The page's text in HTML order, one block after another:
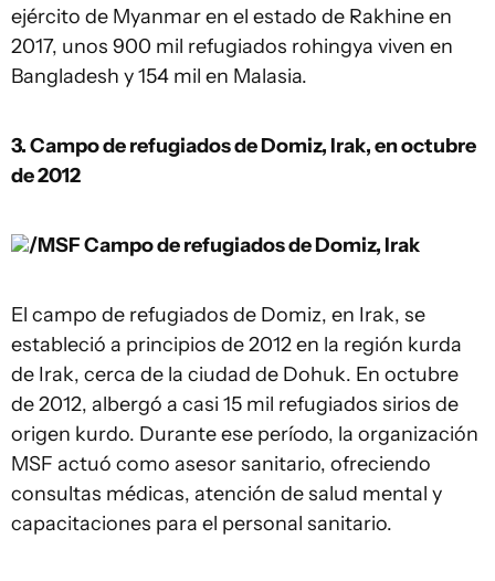
ejército de Myanmar en el estado de Rakhine en
2017, unos 900 mil refugiados rohingya viven en
Bangladesh y 154 mil en Malasia.
3. Campo de refugiados de Domiz, Irak, en octubre
de 2012
/MSFCampo de refugiados de Domiz, Irak
El campo de refugiados de Domiz, en Irak, se
estableció a principios de 2012 en la región kurda
de Irak, cerca de la ciudad de Dohuk. En octubre
de 2012, albergó a casi 15 mil refugiados sirios de
origen kurdo. Durante ese período, la organización
MSF actuó como asesor sanitario, ofreciendo
consultas médicas, atención de salud mental y
capacitaciones para el personal sanitario.